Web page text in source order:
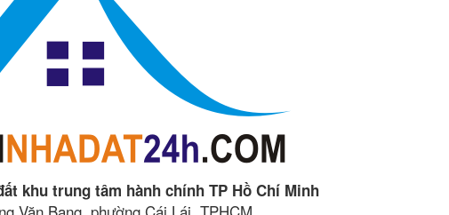
khu trung tâm hành chính TP Hồ Chí Minh